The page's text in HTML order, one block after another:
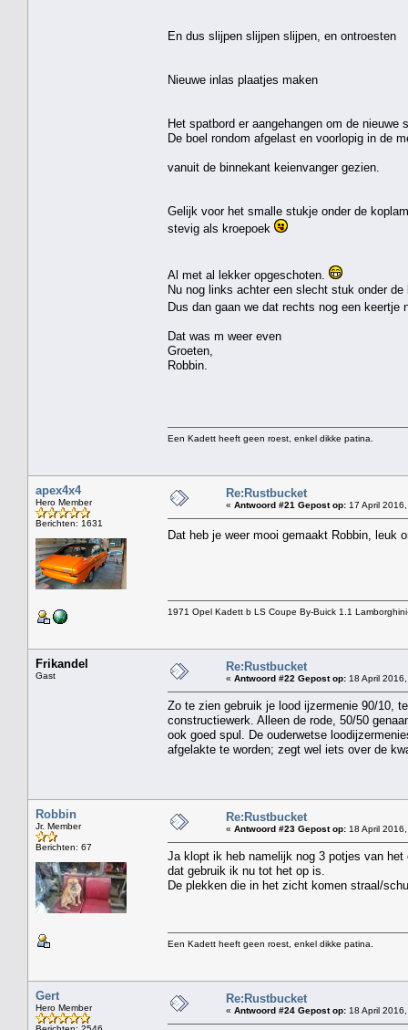
En dus slijpen slijpen slijpen, en ontroesten
Nieuwe inlas plaatjes maken
Het spatbord er aangehangen om de
De boel rondom afgelast en voorlopig in de
vanuit de binnekant keienvanger gezien.
Gelijk voor het smalle stukje onder de
stevig als kroepoek
Al met al lekker opgeschoten.
Nu nog links achter een slecht stuk onder
Dus dan gaan we dat rechts nog een
Dat was m weer even
Groeten,
Robbin.
Een Kadett heeft geen roest, enkel dikke patina.
apex4x4
Hero Member
Berichten: 1631
Re:Rustbucket
« Antwoord #21 Gepost op: 17 April
Dat heb je weer mooi gemaakt Robbin,
1971 Opel Kadett b LS Coupe By-Buick 1.1
Frikandel
Gast
Re:Rustbucket
« Antwoord #22 Gepost op: 18 April
Zo te zien gebruik je lood ijzermenie 90/10,
constructiewerk. Alleen de rode, 50/50
ook goed spul. De ouderwetse
afgelakte te worden; zegt wel iets over de
Robbin
Jr. Member
Berichten: 67
Re:Rustbucket
« Antwoord #23 Gepost op: 18 April
Ja klopt ik heb namelijk nog 3 potjes van
dat gebruik ik nu tot het op is.
De plekken die in het zicht komen straal/
Een Kadett heeft geen roest, enkel dikke patina.
Gert
Hero Member
Re:Rustbucket
« Antwoord #24 Gepost op: 18 April